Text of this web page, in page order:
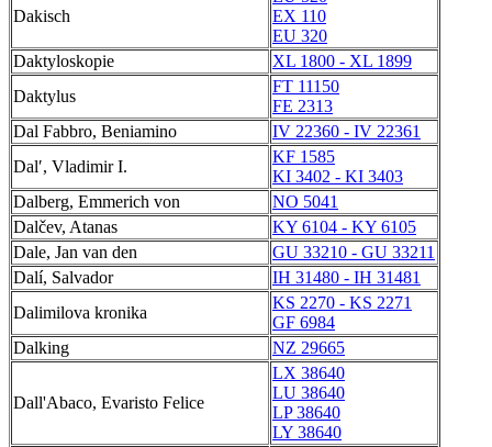
Dakisch
EX 110
EU 320
Daktyloskopie
XL 1800 - XL 1899
Daktylus
FT 11150
FE 2313
Dal Fabbro, Beniamino
IV 22360 - IV 22361
Dalʹ, Vladimir I.
KF 1585
KI 3402 - KI 3403
Dalberg, Emmerich von
NO 5041
Dalčev, Atanas
KY 6104 - KY 6105
Dale, Jan van den
GU 33210 - GU 33211
Dalí, Salvador
IH 31480 - IH 31481
Dalimilova kronika
KS 2270 - KS 2271
GF 6984
Dalking
NZ 29665
Dall'Abaco, Evaristo Felice
LX 38640
LU 38640
LP 38640
LY 38640